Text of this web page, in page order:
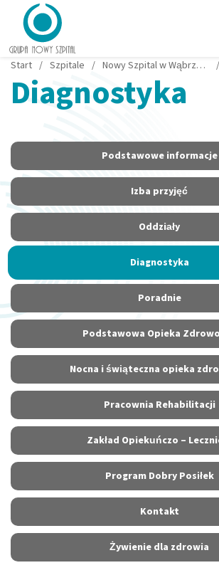
Start / Szpitale / Nowy Szpital w Wąbrzeźnie /
Diagnostyka
Podstawowe informacje
Izba przyjęć
Oddziały
Diagnostyka
Poradnie
Podstawowa Opieka
Nocna i świąteczna opieka
Pracownia Rehabilitacji
Zakład Opiekuńczo –
Program Dobry Posiłek
Kontakt
Żywienie dla zdrowia